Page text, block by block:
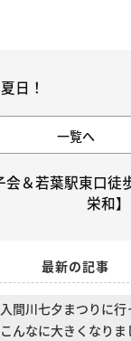
日！
一覧へ
会＆若葉駅東口徒
栄和
最新の記事
間川七夕まつりに
んなに大きくなり